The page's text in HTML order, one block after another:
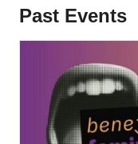
Past Events